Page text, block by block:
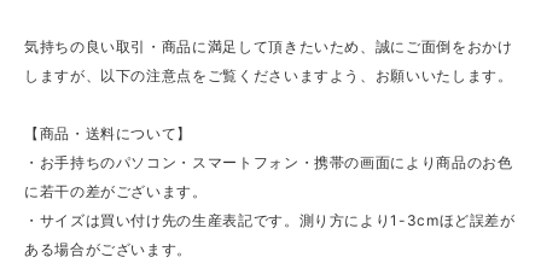
気持ちの良い取引・商品に満足して頂きたいため、誠にご面倒をおかけ
しますが、以下の注意点をご覧くださいますよう、お願いいたします。
【商品・送料について】
・お手持ちのパソコン・スマートフォン・携帯の画面により商品のお色
に若干の差がございます。
・サイズは買い付け先の生産表記です。測り方により1-3cmほど誤差が
ある場合がございます。